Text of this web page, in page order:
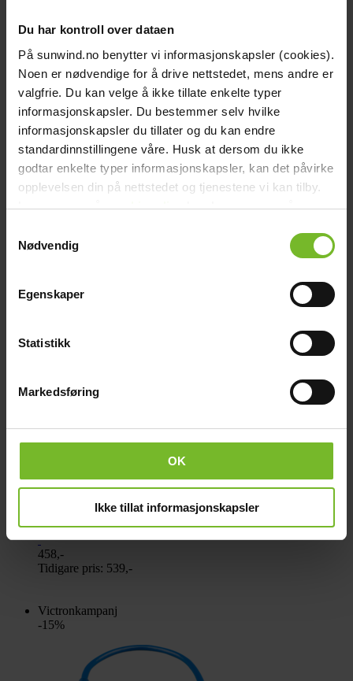
Du har kontroll over dataen
På sunwind.no benytter vi informasjonskapsler (cookies).
Noen er nødvendige for å drive nettstedet, mens andre er
valgfrie. Du kan velge å ikke tillate enkelte typer
informasjonskapsler. Du bestemmer selv hvilke
informasjonskapsler du tillater og du kan endre
standardinnstillingene våre. Husk at dersom du ikke
godtar enkelte typer informasjonskapsler, kan det påvirke
opplevelsen din på nettstedet og tjenestene vi kan tilby.
Les mer om vårcookiepolicyher. Les mer om våre
Nødvendig
Egenskaper
Statistikk
Markedsføring
OK
Ikke tillat informasjonskapsler
Köp fler få 15%
Victronkampanj
Kabel Victron RJ12 UTP 30 m
458,-
Tidigare pris: 539,-
Victronkampanj
-15%